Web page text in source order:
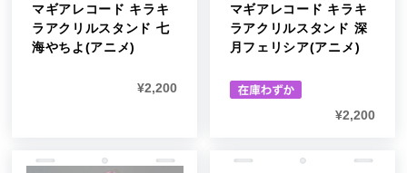
マギアレコード キラキ
ラアクリルスタンド 七
海やちよ(アニメ)
¥2,200
マギアレコード キラキ
ラアクリルスタンド 深
月フェリシア(アニメ)
¥2,200